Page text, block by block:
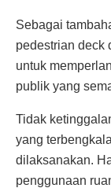
Sebagai
pedestrian deck
untuk
publik yang
Tidak
yang
dilaksanakan.
penggunaan